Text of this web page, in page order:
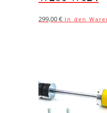
299,00€ In den